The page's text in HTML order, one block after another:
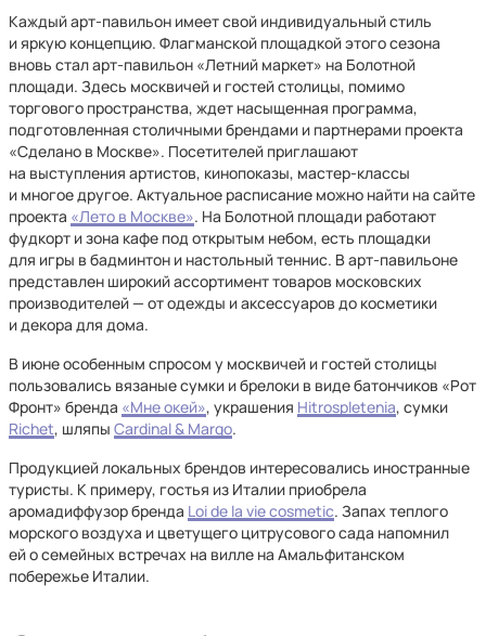
Каждый арт-павильон имеет свой индивидуальный стиль
и яркую концепцию. Флагманской площадкой этого сезона
вновь стал арт-павильон «Летний маркет» на Болотной
площади. Здесь москвичей и гостей столицы, помимо
торгового пространства, ждет насыщенная программа,
подготовленная столичными брендами и партнерами проекта
«Сделано в Москве». Посетителей приглашают
на выступления артистов, кинопоказы, мастер-классы
и многое другое. Актуальное расписание можно найти на сайте
проекта «Лето в Москве». На Болотной площади работают
фудкорт и зона кафе под открытым небом, есть площадки
для игры в бадминтон и настольный теннис. В арт-павильоне
представлен широкий ассортимент товаров московских
производителей — от одежды и аксессуаров до косметики
и декора для дома.
В июне особенным спросом у москвичей и гостей столицы
пользовались вязаные сумки и брелоки в виде батончиков «Рот
Фронт» бренда «Мне окей», украшения Hitrospletenia, сумки
Richet, шляпы Cardinal & Margo.
Продукцией локальных брендов интересовались иностранные
туристы. К примеру, гостья из Италии приобрела
аромадиффузор бренда Loi de la vie cosmetic. Запах теплого
морского воздуха и цветущего цитрусового сада напомнил
ей о семейных встречах на вилле на Амальфитанском
побережье Италии.